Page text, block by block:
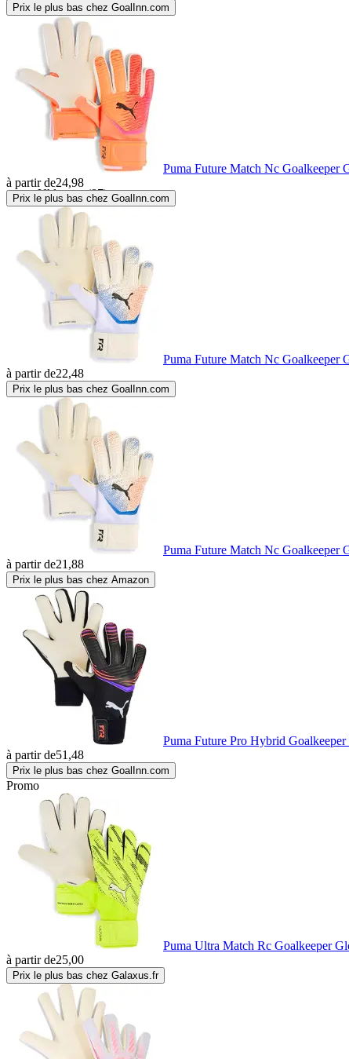
Stanno(27)
T1tan (87)
Tk(7)
(14)
Uhlsport(87)
Zeus (38)
Prix le plus bas chez GoalInn.com
Puma Future Match Nc Goalkeeper
à partir de24,98
Prix le plus bas chez GoalInn.com
Puma Future Match Nc Goalkeeper
à partir de22,48
Prix le plus bas chez GoalInn.com
Puma Future Match Nc Goalkeeper
à partir de21,88
Prix le plus bas chez Amazon
Puma Future Pro Hybrid
à partir de51,48
Prix le plus bas chez GoalInn.com
Promo
Puma Ultra Match Rc Goalkeeper
à partir de25,00
Prix le plus bas chez Galaxus.fr